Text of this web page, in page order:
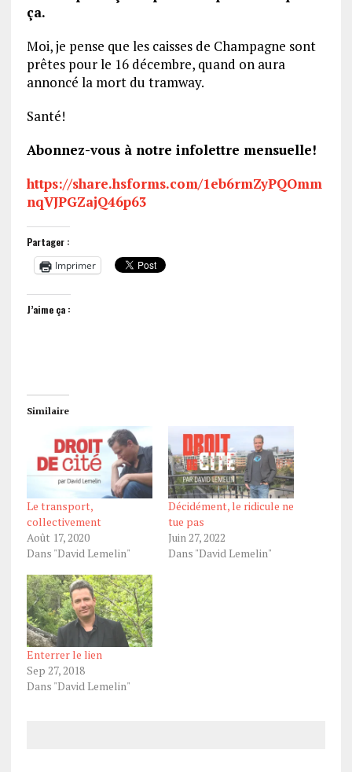
ça.
Moi, je pense que les caisses de Champagne sont
prêtes pour le 16 décembre, quand on aura
annoncé la mort du tramway.
Santé!
Abonnez-vous à notre infolettre mensuelle!
https://share.hsforms.com/1eb6rmZyPQOmm
nqVJPGZajQ46p63
Partager :
Imprimer
J’aime ça :
Similaire
Le transport,
collectivement
Août 17, 2020
Dans "David Lemelin"
Décidément, le ridicule ne
tue pas
Juin 27, 2022
Dans "David Lemelin"
Enterrer le lien
Sep 27, 2018
Dans "David Lemelin"